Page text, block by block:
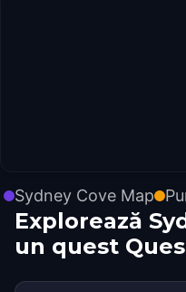
Sydney Cove Map
Explorează
un quest